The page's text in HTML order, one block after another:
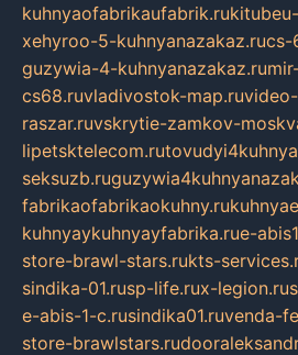
kuhnyaofabrikaufabrik.ru
xehyroo-5-kuhnyanazakaz.rucs-
guzywia-4-kuhnyanazakaz.ru
cs68.ruvladivostok-map.ru
raszar.ruvskrytie-zamkov-
lipetsktelecom.ru
seksuzb.ru
fabrikaofabrikaokuhny.ru
kuhnyaykuhnyayfabrika.rue-
store-brawl-stars.rukts-
sindika-01.rusp-life.rux-legion.ru
e-abis-1-c.rusindika01.ruvenda-
store-brawlstars.ru